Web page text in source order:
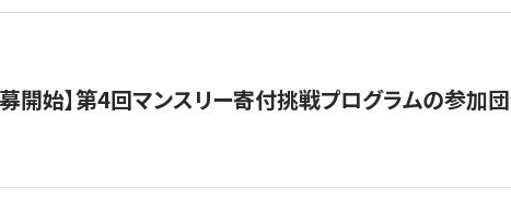
開始】第4回マンスリー寄付挑戦プログラムの参加